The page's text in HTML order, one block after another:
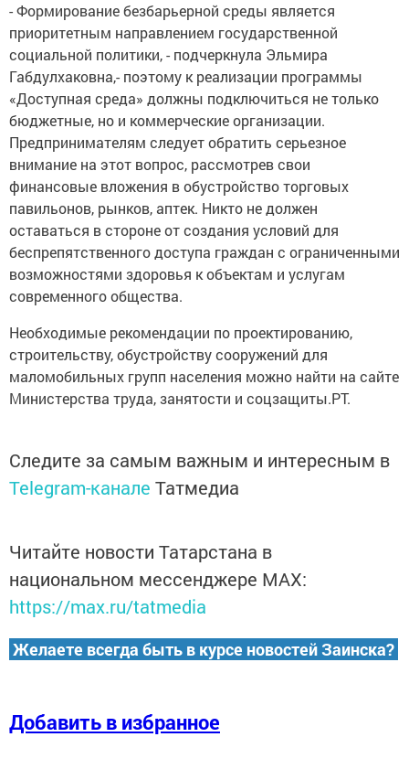
- Формирование безбарьерной среды является
приоритетным направлением государственной
социальной политики, - подчеркнула Эльмира
Габдулхаковна,- поэтому к реализации программы
«Доступная среда» должны подключиться не только
бюджетные, но и коммерческие организации.
Предпринимателям следует обратить серьезное
внимание на этот вопрос, рассмотрев свои
финансовые вложения в обустройство торговых
павильонов, рынков, аптек. Никто не должен
оставаться в стороне от создания условий для
беспрепятственного доступа граждан с ограниченными
возможностями здоровья к объектам и услугам
современного общества.
Необходимые рекомендации по проектированию,
строительству, обустройству сооружений для
маломобильных групп населения можно найти на сайте
Министерства труда, занятости и соцзащиты.РТ.
Следите за самым важным и интересным в
Telegram-канале Татмедиа
Читайте новости Татарстана в
национальном мессенджере MАХ:
https://max.ru/tatmedia
Желаете всегда быть в курсе новостей Заинска?
Добавить в избранное